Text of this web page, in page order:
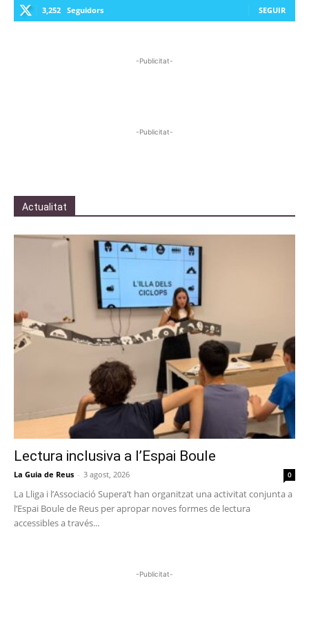
3,252 Seguidors SEGUIR
-Publicitat-
-Publicitat-
Actualitat
Lectura inclusiva a l’Espai Boule
La Guia de Reus - 3 agost, 2026 0
La Lliga i l’Associació Supera’t han organitzat una activitat conjunta a
l’Espai Boule de Reus per apropar noves formes de lectura
accessibles a través...
-Publicitat-